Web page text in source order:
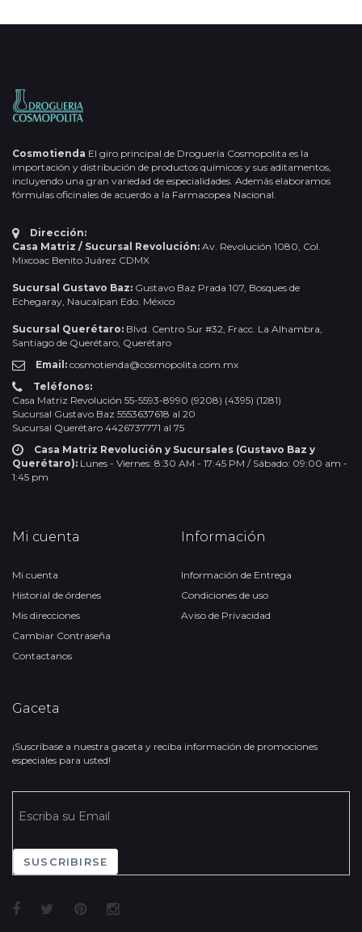
Cosmotienda El giro principal de Droguería Cosmopolita es la
importación y distribución de productos químicos y sus aditamentos,
incluyendo una gran variedad de especialidades. Además elaboramos
fórmulas oficinales de acuerdo a la Farmacopea Nacional.
Dirección:
Casa Matriz / Sucursal Revolución: Av. Revolución 1080, Col.
Mixcoac Benito Juárez CDMX
Sucursal Gustavo Baz: Gustavo Baz Prada 107, Bosques de
Echegaray, Naucalpan Edo. México
Sucursal Querétaro: Blvd. Centro Sur #32, Fracc. La Alhambra,
Santiago de Querétaro, Querétaro
Email: cosmotienda@cosmopolita.com.mx
Teléfonos:
Casa Matriz Revolución 55-5593-8990 (9208) (4395) (1281)
Sucursal Gustavo Baz 5553637618 al 20
Sucursal Querétaro 4426737771 al 75
Casa Matriz Revolución y Sucursales (Gustavo Baz y
Querétaro): Lunes - Viernes: 8:30 AM - 17:45 PM / Sábado: 09:00 am -
1:45 pm
Mi cuenta
Mi cuenta
Historial de órdenes
Mis direcciones
Cambiar Contraseña
Contactanos
Información
Información de Entrega
Condiciones de uso
Aviso de Privacidad
Gaceta
¡Suscríbase a nuestra gaceta y reciba información de promociones
especiales para usted!
SUSCRIBIRSE